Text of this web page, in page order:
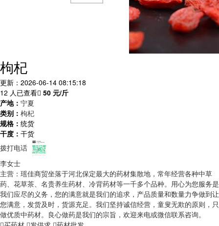
枸杞
更新：2026-06-14 08:15:18
12 人已查看 50 元/斤
产地： 宁夏
类别： 枸杞
规格： 统货
干度： 干货
拨打电话
李女士
主营：瑶佳商贸坐落于河北保定最大的药材集散地，常年经营各种中草
药、花草茶、名贵养生药材、冷背药材等一千多个品种。用心为您服务是
我们应尽的义务，您的满意就是我们的追求，产品质量和数量力争做到让
您满意，发货及时，货源充足。我们坚持诚信经营，童叟无欺的原则，只
做优质中药材。良心做药是我们的宗旨，欢迎来电或微信联系咨询。